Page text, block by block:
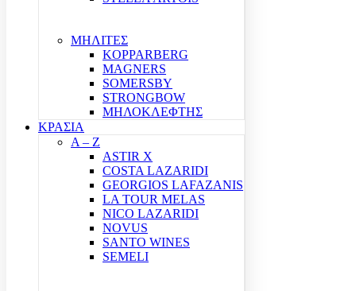
ΜΗΛΙΤΕΣ
KOPPARBERG
MAGNERS
SOMERSBY
STRONGBOW
ΜΗΛΟΚΛΕΦΤΗΣ
ΚΡΑΣΙΑ
A – Z
ASTIR X
COSTA LAZARIDI
GEORGIOS LAFAZANIS
LA TOUR MELAS
NICO LAZARIDI
NOVUS
SANTO WINES
SEMELI